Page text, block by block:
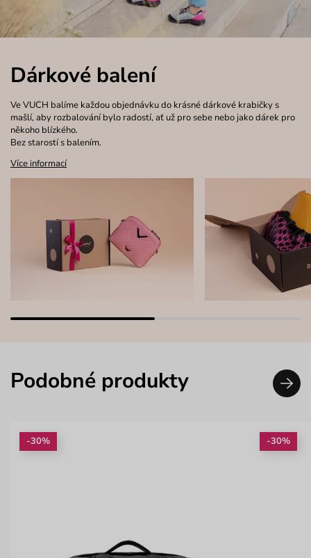
Dárkové balení
Ve VUCH balíme každou objednávku do krásné dárkové krabičky s
mašlí, aby rozbalování bylo radostí, ať už pro sebe nebo jako dárek pro
někoho blízkého.
Bez starostí s balením.
Více informací
Podobné produkty
-30% -30%